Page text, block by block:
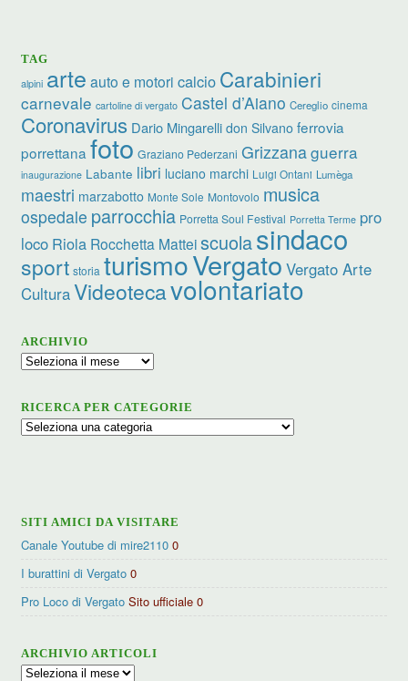
TAG
alpini arte auto e motori calcio Carabinieri
carnevale cartoline di vergato Castel d’Aiano Cereglio cinema
Coronavirus Dario Mingarelli don Silvano ferrovia
porrettana foto Graziano Pederzani Grizzanaguerra
inaugurazione Labante libri luciano marchi Luigi Ontani Lumèga
maestri marzabotto Monte Sole Montovolo musica
ospedale parrocchia Porretta Soul Festival Porretta Terme pro
loco Riola Rocchetta Matteiscuolasindaco
sport storia turismoVergato Vergato Arte
CulturaVideotecavolontariato
ARCHIVIO
Archivio
RICERCA PER CATEGORIE
Ricerca
SITI AMICI DA VISITARE
Canale Youtube di mire2110 0
I burattini di Vergato 0
Pro Loco di Vergato Sito ufficiale 0
ARCHIVIO ARTICOLI
Archivio